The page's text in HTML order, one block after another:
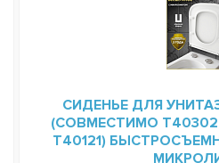
СИДЕНЬЕ ДЛЯ
(СОВМЕСТИМО
T40121)